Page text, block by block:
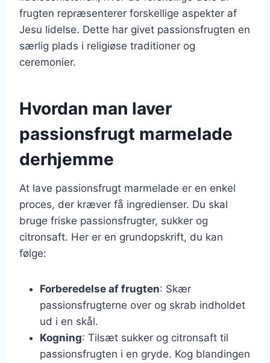
frugten repræsenterer forskellige aspekter af
Jesu lidelse. Dette har givet passionsfrugten en
særlig plads i religiøse traditioner og
ceremonier.
Hvordan man laver
passionsfrugt marmelade
derhjemme
At lave passionsfrugt marmelade er en enkel
proces, der kræver få ingredienser. Du skal
bruge friske passionsfrugter, sukker og
citronsaft. Her er en grundopskrift, du kan
følge:
Forberedelse af frugten: Skær
passionsfrugterne over og skrab indholdet
ud i en skål.
Kogning: Tilsæt sukker og citronsaft til
passionsfrugten i en gryde. Kog blandingen